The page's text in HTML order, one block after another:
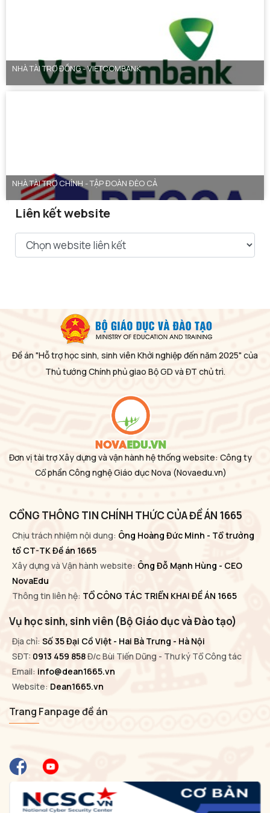
NHÀ TÀI TRỢ ĐỒNG - VIETCOMBANK
NHÀ TÀI TRỢ CHÍNH - TẬP ĐOÀN ĐÈO CẢ
Liên kết website
Đề án "Hỗ trợ học sinh, sinh viên Khởi nghiệp đến năm 2025" của
Thủ tướng Chính phủ giao Bộ GD và ĐT chủ trì.
Đơn vị tài trợ Xây dựng và vận hành hệ thống website: Công ty
Cổ phần Công nghệ Giáo dục Nova (Novaedu.vn)
CỔNG THÔNG TIN CHÍNH THỨC CỦA ĐỀ ÁN 1665
Chịu trách nhiệm nội dung: Ông Hoàng Đức Minh - Tổ trưởng
tổ CT-TK Đề án 1665
Xây dựng và Vận hành website: Ông Đỗ Mạnh Hùng - CEO
NovaEdu
Thông tin liên hệ: TỔ CÔNG TÁC TRIỂN KHAI ĐỀ ÁN 1665
Vụ học sinh, sinh viên (Bộ Giáo dục và Đào tạo)
Địa chỉ: Số 35 Đại Cồ Việt - Hai Bà Trưng - Hà Nội
SĐT: 0913 459 858Đ/c Bùi Tiến Dũng - Thư ký Tổ Công tác
Email: info@dean1665.vn
Website: Dean1665.vn
Trang Fanpage đề án